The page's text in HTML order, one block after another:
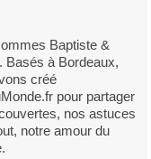
Baptiste &
Basés à Bordeaux,
créé
pour partager
nos astuces
notre amour du